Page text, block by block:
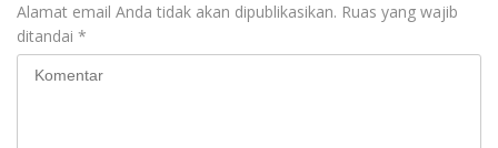
Alamat email Anda tidak akan dipublikasikan. Ruas yang wajib
ditandai *